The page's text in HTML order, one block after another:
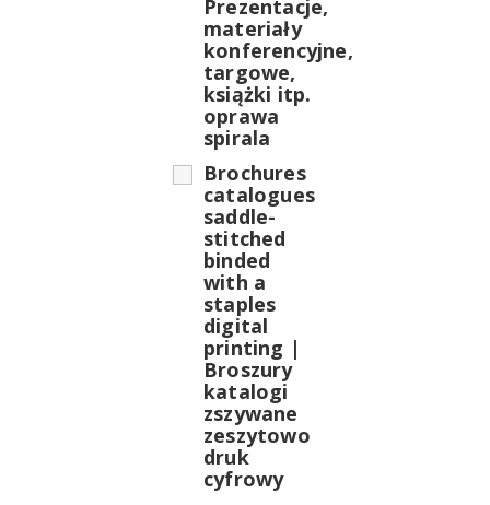
Prezentacje,
materiały
konferencyjne,
targowe,
książki itp.
oprawa
spirala
Brochures
catalogues
saddle-
stitched
binded
with a
staples
digital
printing |
Broszury
katalogi
zszywane
zeszytowo
druk
cyfrowy